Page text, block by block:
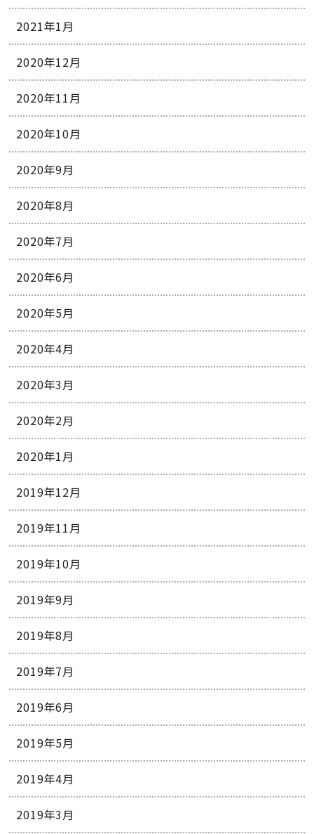
2021年1月
2020年12月
2020年11月
2020年10月
2020年9月
2020年8月
2020年7月
2020年6月
2020年5月
2020年4月
2020年3月
2020年2月
2020年1月
2019年12月
2019年11月
2019年10月
2019年9月
2019年8月
2019年7月
2019年6月
2019年5月
2019年4月
2019年3月